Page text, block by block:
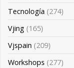
Tecnología (274)
Vjing (165)
Vjspain (209)
Workshops (277)